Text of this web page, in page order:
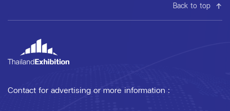
Back to top
Contact for advertising or more information :